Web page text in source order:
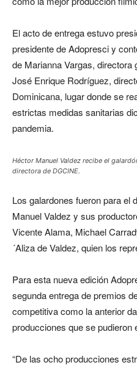
El acto de entrega estuvo
presidente de Adopresci y
de Marianna Vargas,
José Enrique Rodríguez,
Dominicana, lugar donde se
estrictas medidas sanitarias
pandemia.
Héctor Manuel Valdez recibe el
directora de DGCINE.
Los galardones fueron para el
Manuel Valdez y sus
Vicente Alama, Michael
´Aliza de Valdez, quien los
Para esta nueva edición
segunda entrega de premios
competitiva como la anterior
producciones que se pudieron
“De las ocho producciones